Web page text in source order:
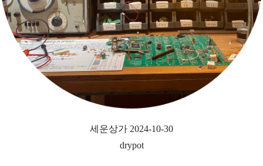
세운상가 2024-10-30
drypot